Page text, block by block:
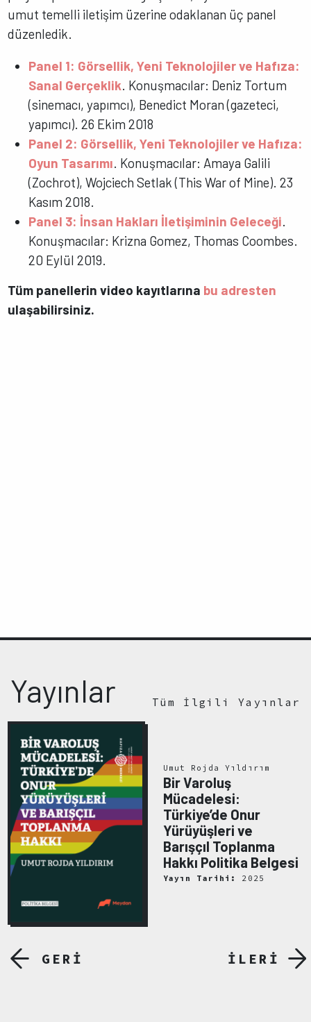
umut temelli iletişim üzerine odaklanan üç panel
düzenledik.
Panel 1: Görsellik, Yeni Teknolojiler ve Hafıza:
Sanal Gerçeklik. Konuşmacılar: Deniz Tortum
(sinemacı, yapımcı), Benedict Moran (gazeteci,
yapımcı). 26 Ekim 2018
Panel 2: Görsellik, Yeni Teknolojiler ve Hafıza:
Oyun Tasarımı. Konuşmacılar: Amaya Galili
(Zochrot), Wojciech Setlak (This War of Mine). 23
Kasım 2018.
Panel 3: İnsan Hakları İletişiminin Geleceği.
Konuşmacılar: Krizna Gomez, Thomas Coombes.
20 Eylül 2019.
Tüm panellerin video kayıtlarına bu adresten
ulaşabilirsiniz.
Yayınlar Tüm İlgili Yayınlar
GERİ
Umut Rojda Yıldırım
Bir Varoluş
Mücadelesi:
Türkiye’de Onur
Yürüyüşleri ve
Barışçıl Toplanma
Hakkı Politika Belgesi
Yayın Tarihi: 2025
İLERİ